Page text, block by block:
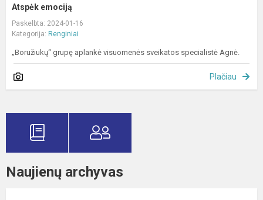
Atspėk emociją
Paskelbta: 2024-01-16
Kategorija: Renginiai
„Boružiukų“ grupę aplankė visuomenės sveikatos specialistė Agnė.
Plačiau
Naujienų archyvas